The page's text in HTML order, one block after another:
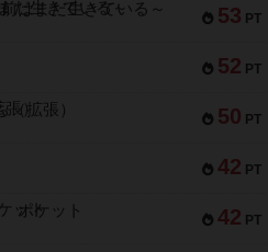
53 PT
はまだ生きている～
52 PT
50 PT
拡張）
42 PT
42 PT
ポケット